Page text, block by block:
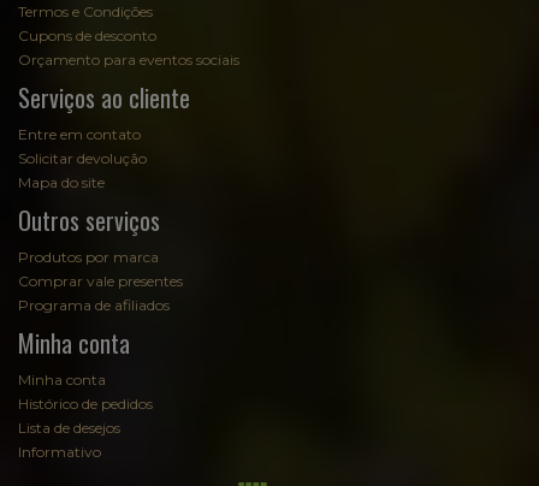
Termos e Condições
Cupons de desconto
Orçamento para eventos sociais
Serviços ao cliente
Entre em contato
Solicitar devolução
Mapa do site
Outros serviços
Produtos por marca
Comprar vale presentes
Programa de afiliados
Minha conta
Minha conta
Histórico de pedidos
Lista de desejos
Informativo